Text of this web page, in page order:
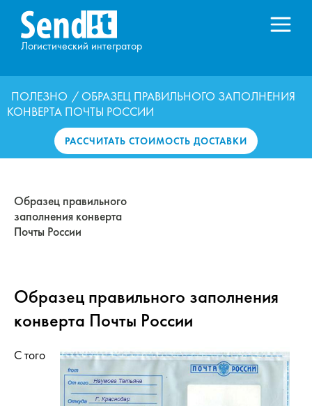
Логистический интегратор
ПОЛЕЗНО / ОБРАЗЕЦ ПРАВИЛЬНОГО ЗАПОЛНЕНИЯ
КОНВЕРТА ПОЧТЫ РОССИИ
РАССЧИТАТЬ СТОИМОСТЬ ДОСТАВКИ
Образец правильного
заполнения конверта
Почты России
Образец правильного заполнения
конверта Почты России
С того